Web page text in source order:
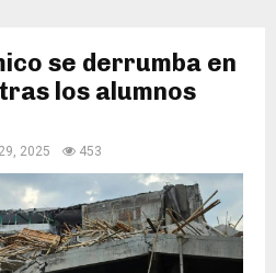
se derrumba en
los alumnos
2025 453